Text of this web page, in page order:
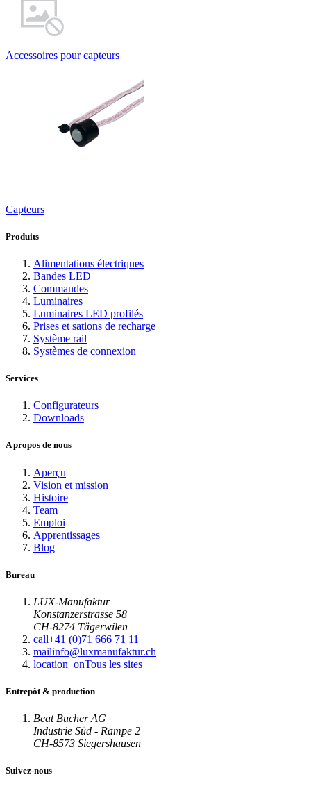
Accessoires pour capteurs
Capteurs
Produits
Alimentations électriques
Bandes LED
Commandes
Luminaires
Luminaires LED profilés
Prises et sations de recharge
Système rail
Systèmes de connexion
Services
Configurateurs
Downloads
A propos de nous
Aperçu
Vision et mission
Histoire
Team
Emploi
Apprentissages
Blog
Bureau
LUX-Manufaktur
Konstanzerstrasse 58
CH-8274 Tägerwilen
call+41 (0)71 666 71 11
mailinfo@luxmanufaktur.ch
location_onTous les sites
Entrepôt & production
Beat Bucher AG
Industrie Süd - Rampe 2
CH-8573 Siegershausen
Suivez-nous